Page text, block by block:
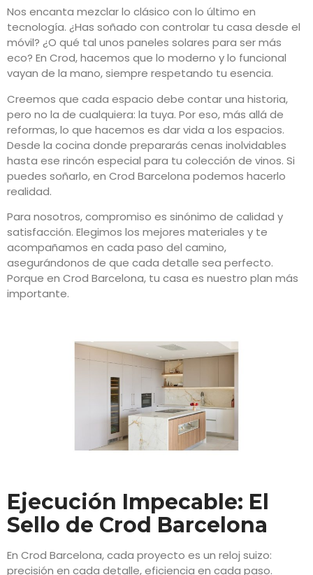
Nos encanta mezclar lo clásico con lo último en
tecnología. ¿Has soñado con controlar tu casa desde el
móvil? ¿O qué tal unos paneles solares para ser más
eco? En Crod, hacemos que lo moderno y lo funcional
vayan de la mano, siempre respetando tu esencia.
Creemos que cada espacio debe contar una historia,
pero no la de cualquiera: la tuya. Por eso, más allá de
reformas, lo que hacemos es dar vida a los espacios.
Desde la cocina donde prepararás cenas inolvidables
hasta ese rincón especial para tu colección de vinos. Si
puedes soñarlo, en Crod Barcelona podemos hacerlo
realidad.
Para nosotros, compromiso es sinónimo de calidad y
satisfacción. Elegimos los mejores materiales y te
acompañamos en cada paso del camino,
asegurándonos de que cada detalle sea perfecto.
Porque en Crod Barcelona, tu casa es nuestro plan más
importante.
Ejecución Impecable: El
Sello de Crod Barcelona
En Crod Barcelona, cada proyecto es un reloj suizo:
precisión en cada detalle, eficiencia en cada paso.